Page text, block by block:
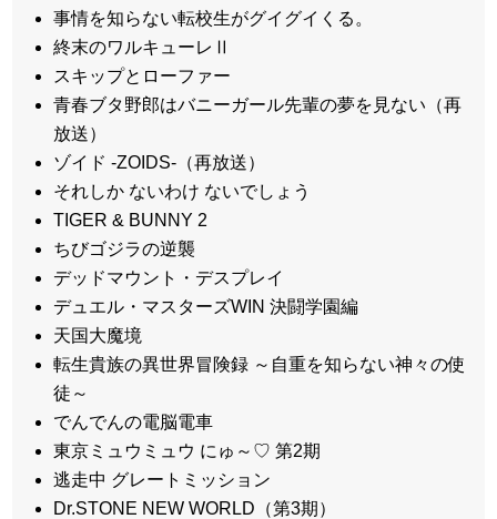
事情を知らない転校生がグイグイくる。
終末のワルキューレⅡ
スキップとローファー
青春ブタ野郎はバニーガール先輩の夢を見ない（再
放送）
ゾイド -ZOIDS-（再放送）
それしか ないわけ ないでしょう
TIGER & BUNNY 2
ちびゴジラの逆襲
デッドマウント・デスプレイ
デュエル・マスターズWIN 決闘学園編
天国大魔境
転生貴族の異世界冒険録 ～自重を知らない神々の使
徒～
でんでんの電脳電車
東京ミュウミュウ にゅ～♡ 第2期
逃走中 グレートミッション
Dr.STONE NEW WORLD（第3期）